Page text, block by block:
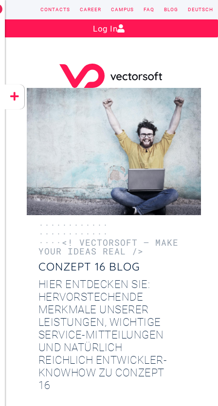
CONZEPT 16
YEET
Contact: sales@vectorsoft.de
CONTACTS CAREER CAMPUS FAQ BLOG DEUTSCH
Log In
············
············
····<! VECTORSOFT – MAKE
YOUR IDEAS REAL />
CONZEPT 16 BLOG
HIER ENTDECKEN SIE:
HERVORSTECHENDE
MERKMALE UNSERER
LEISTUNGEN, WICHTIGE
SERVICE-MITTEILUNGEN
UND NATÜRLICH
REICHLICH ENTWICKLER-
KNOWHOW ZU CONZEPT
16